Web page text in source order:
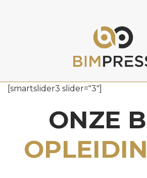
[smartslider3 slider="3"]
ONZE